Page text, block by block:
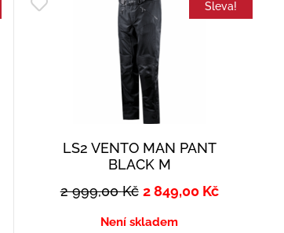
Sleva!
LS2 VENTO MAN PANT
BLACK M
2 999,00Kč 2 849,00 Kč
Není skladem